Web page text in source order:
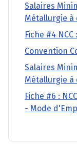
Salaires
Métallurgie à
Fiche #4
Convention
Salaires
Métallurgie à
Fiche #6 :
- Mode